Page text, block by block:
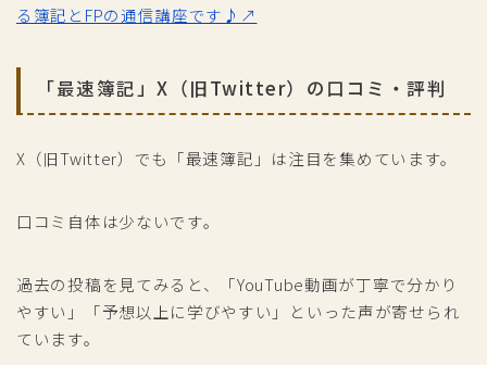
る簿記とFPの通信講座です♪↗
「最速簿記」X（旧Twitter）の口コミ・評判
X（旧Twitter）でも「最速簿記」は注目を集めています。
口コミ自体は少ないです。
過去の投稿を見てみると、「YouTube動画が丁寧で分かり
やすい」「予想以上に学びやすい」といった声が寄せられ
ています。